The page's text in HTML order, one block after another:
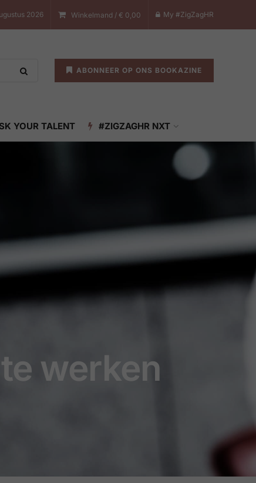
2026 Winkelmand / € 0,00 My #ZigZagHR
ABONNEER OP ONS BOOKAZINE
YOUR TALENT #ZIGZAGHR NXT
werken